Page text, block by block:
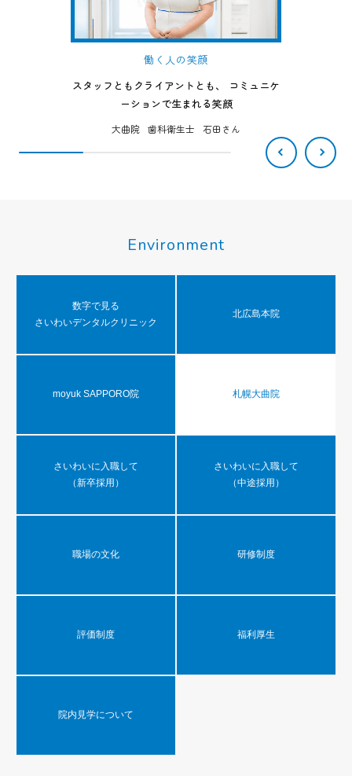
働く人の笑顔
スタッフともクライアントとも、
コミュニケ
ーションで生まれる笑顔
大曲院 歯科衛生士 石田さん
Environment
数字で見る
さいわいデンタルクリニック
北広島本院
moyuk SAPPORO院 札幌大曲院
さいわいに入職して
（新卒採用）
さいわいに入職して
（中途採用）
職場の文化 研修制度
評価制度 福利厚生
院内見学について